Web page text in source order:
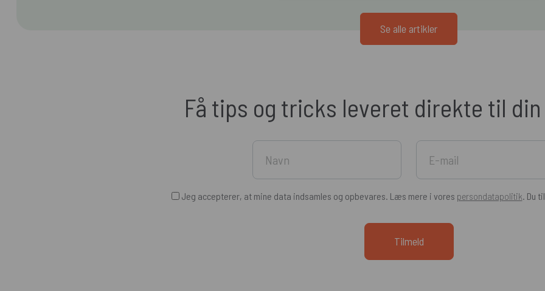
Se alle artikler
Få tips og tricks leveret direkte til
Jeg accepterer, at mine data indsamles og opbevares. Læs mere i vores persondatapolitik. Du